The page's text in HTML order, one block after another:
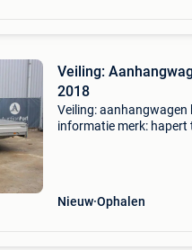
Veiling:
2018
Veiling:
informatie merk: hapert
Nieuw Ophalen